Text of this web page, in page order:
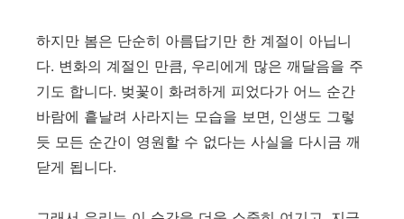
하지만 봄은 단순히 아름답기만 한 계절이 아닙니
다. 변화의 계절인 만큼, 우리에게 많은 깨달음을 주
기도 합니다. 벚꽃이 화려하게 피었다가 어느 순간
바람에 흩날려 사라지는 모습을 보면, 인생도 그렇
듯 모든 순간이 영원할 수 없다는 사실을 다시금 깨
닫게 됩니다.